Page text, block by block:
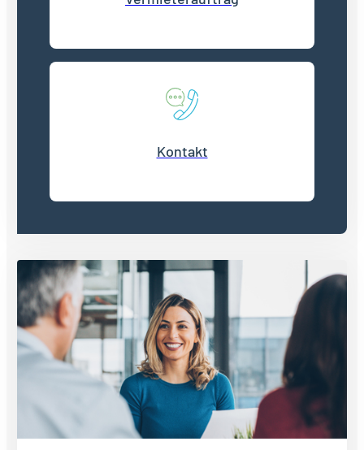
Kontakt